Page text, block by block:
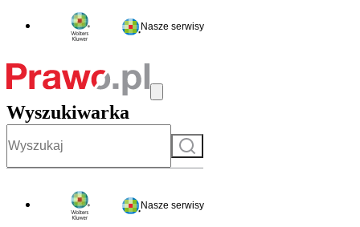
Nasze serwisy
Wyszukiwarka
Szukaj
Nasze serwisy